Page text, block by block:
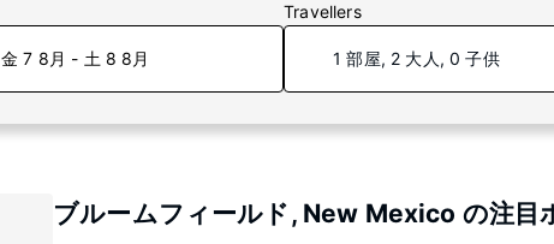
金 7 8月 - 土 8 8月
Travellers
1 部屋, 2 大人, 0 子供
ブルームフィールド, New Mexico の注目